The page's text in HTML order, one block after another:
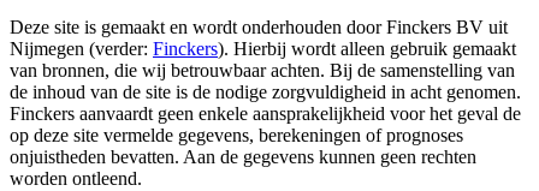
Deze site is gemaakt en wordt onderhouden door Finckers BV uit
Nijmegen (verder: Finckers). Hierbij wordt alleen gebruik gemaakt
van bronnen, die wij betrouwbaar achten. Bij de samenstelling van
de inhoud van de site is de nodige zorgvuldigheid in acht genomen.
Finckers aanvaardt geen enkele aansprakelijkheid voor het geval de
op deze site vermelde gegevens, berekeningen of prognoses
onjuistheden bevatten. Aan de gegevens kunnen geen rechten
worden ontleend.